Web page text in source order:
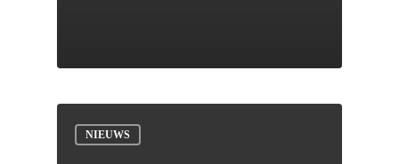
NIEUWS
Stimuleringsregelingen